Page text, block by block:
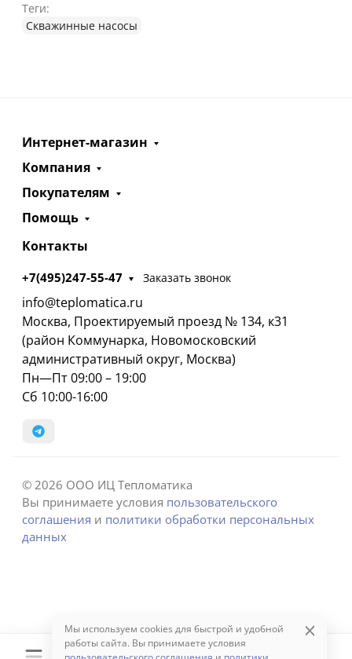
Теги:
Cкважинные насосы
Интернет-магазин
Компания
Покупателям
Помощь
Контакты
+7(495)247-55-47 Заказать звонок
info@teplomatica.ru
Москва, Проектируемый проезд № 134, к31
(район Коммунарка, Новомосковский
административный округ, Москва)
Пн—Пт 09:00 – 19:00
Сб 10:00-16:00
© 2026 ООО ИЦ Тепломатика
Вы принимаете условия пользовательского
соглашения и политики обработки персональных
данных
Мы используем cookies для быстрой и удобной
работы сайта. Вы принимаете условия